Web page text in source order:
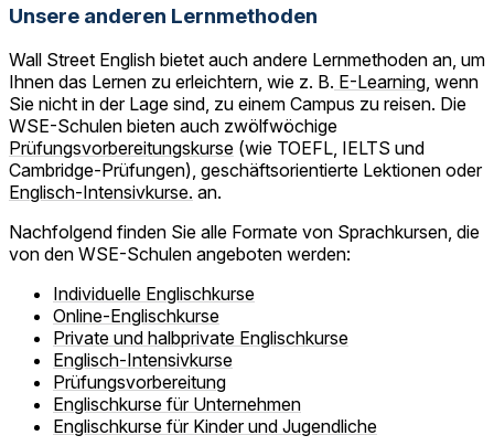
Unsere anderen Lernmethoden
Wall Street English bietet auch andere Lernmethoden an, um
Ihnen das Lernen zu erleichtern, wie z. B. E-Learning, wenn
Sie nicht in der Lage sind, zu einem Campus zu reisen. Die
WSE-Schulen bieten auch zwölfwöchige
Prüfungsvorbereitungskurse (wie TOEFL, IELTS und
Cambridge-Prüfungen), geschäftsorientierte Lektionen oder
Englisch-Intensivkurse. an.
Nachfolgend finden Sie alle Formate von Sprachkursen, die
von den WSE-Schulen angeboten werden:
Individuelle Englischkurse
Online-Englischkurse
Private und halbprivate Englischkurse
Englisch-Intensivkurse
Prüfungsvorbereitung
Englischkurse für Unternehmen
Englischkurse für Kinder und Jugendliche